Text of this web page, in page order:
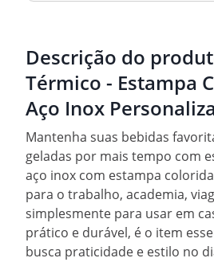
Descrição do
Térmico - Estampa
Aço Inox
Mantenha suas bebidas
geladas por mais tempo com
aço inox com estampa
para o trabalho, academia,
simplesmente para usar em
prático e durável, é o item
busca praticidade e estilo no